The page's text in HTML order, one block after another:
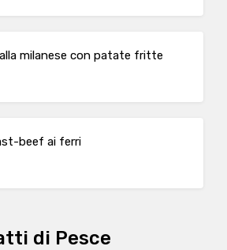
milanese con patate fritte
beef ai ferri
di Pesce